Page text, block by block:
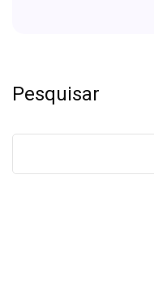
Pesquisar